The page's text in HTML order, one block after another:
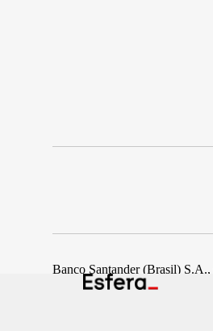
Banco Santander (Brasil)